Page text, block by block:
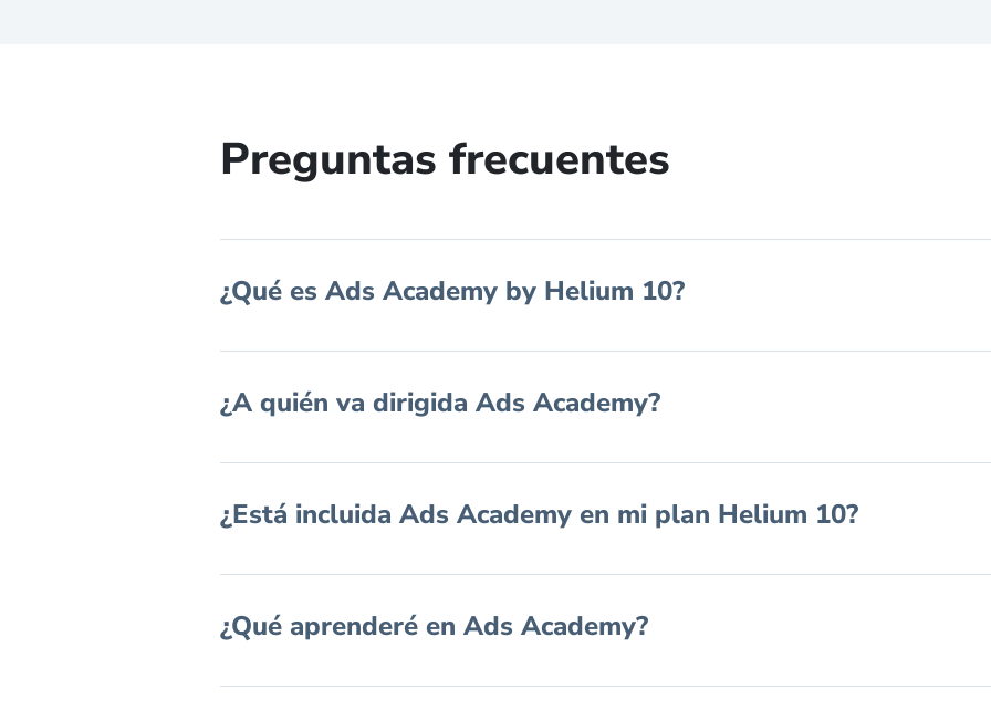
Preguntas frecuentes
¿Qué es Ads Academy by Helium 10?
¿A quién va dirigida Ads Academy?
¿Está incluida Ads Academy en mi plan Helium 10?
¿Qué aprenderé en Ads Academy?